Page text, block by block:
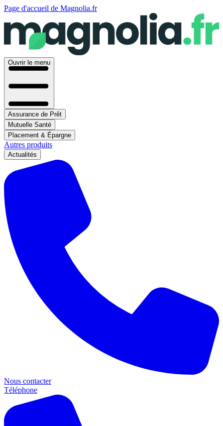
Page d'accueil de Magnolia.fr
Ouvrir le menu
Assurance de Prêt
Mutuelle Santé
Placement & Épargne
Autres produits
Actualités
Nous contacter
Téléphone